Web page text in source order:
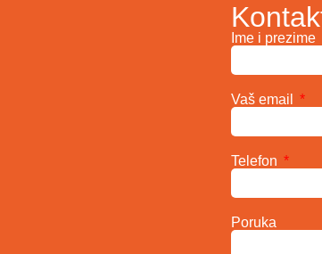
Ime i prezime
Vaš email
Telefon
Poruka